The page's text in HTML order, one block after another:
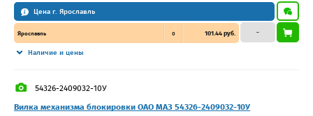
Цена г. Ярославль
Ярославль 0 101.44 руб.
Наличие и цены
–
54326-2409032-10У
Вилка механизма блокировки ОАО МАЗ 54326-2409032-10У